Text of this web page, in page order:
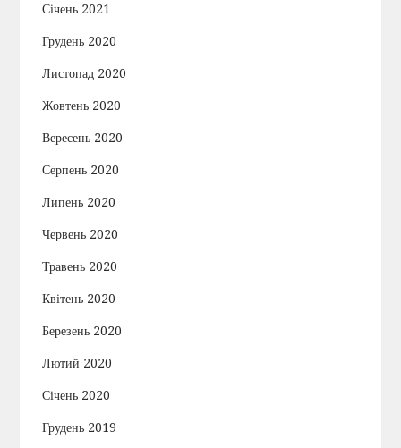
Січень 2021
Грудень 2020
Листопад 2020
Жовтень 2020
Вересень 2020
Серпень 2020
Липень 2020
Червень 2020
Травень 2020
Квітень 2020
Березень 2020
Лютий 2020
Січень 2020
Грудень 2019